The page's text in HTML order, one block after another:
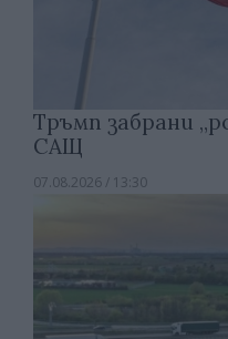
Тръмп забрани
САЩ
07.08.2026 / 13:30